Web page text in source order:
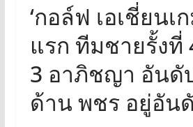
‘กอล์ฟ เอเชี่ยนเ
แรก ทีมชายรั้งที่
3 อาภิชญา อันดั
ด้าน พชร อยู่อัน